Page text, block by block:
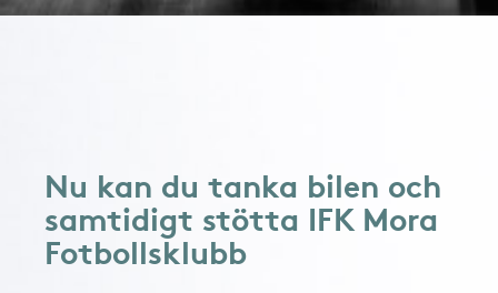
Nu kan du tanka bilen och
samtidigt stötta IFK Mora
Fotbollsklubb